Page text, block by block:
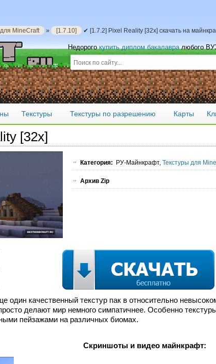
MineCraft » [1.7.10] ✔ [1.7.2] Pixel Reality [32x] скачать на
Недорогокупить диплом бакалавралюбого
Текстуры Текстуры по разрешению Карты
[32x]
Категория: РУ-Майнкрафт, Текстуры для
Архив Zip
один качественный текстур пак в относительно
делают мир немного симпатичнее. Особенно
пейзажами на различных биомах.
Скриншоты и видео майнкрафт: